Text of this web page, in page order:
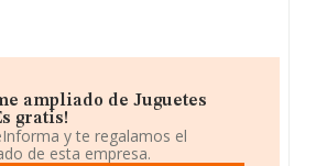
ampliado de Juguetes
gratis!
y te regalamos el
de esta empresa.